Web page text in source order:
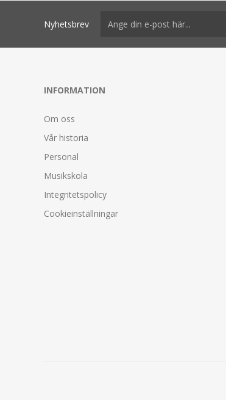
Nyhetsbrev
INFORMATION
Om oss
Vår historia
Personal
Musikskola
Integritetspolicy
Cookieinställningar